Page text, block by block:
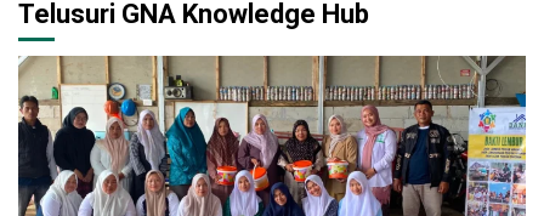
Telusuri GNA Knowledge Hub